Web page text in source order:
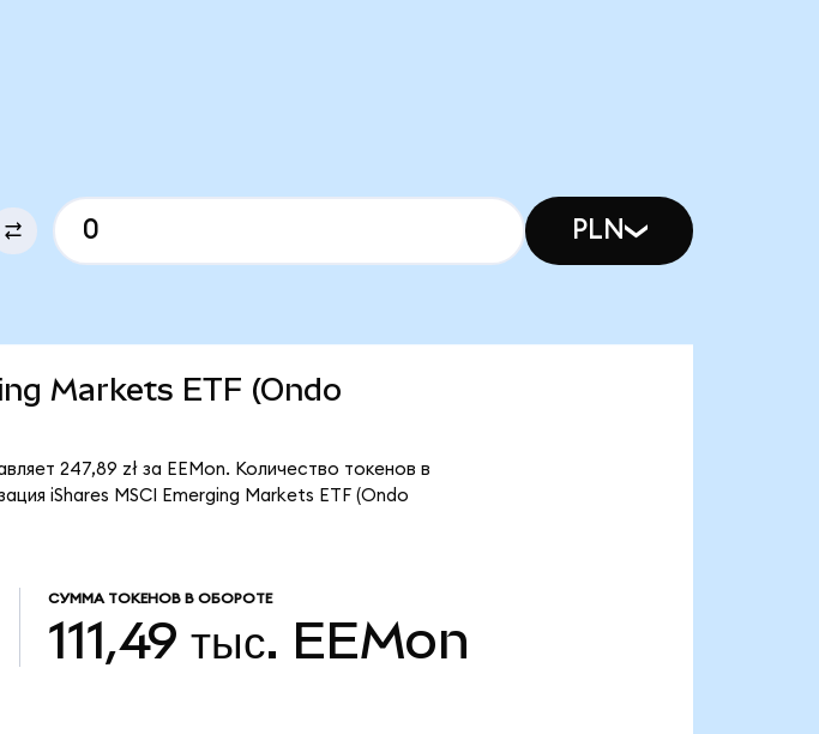
PLN
Markets ETF (Ondo
247,89 zł за EEMon. Количество токенов в
iShares MSCI Emerging Markets ETF (Ondo
СУММА ТОКЕНОВ В ОБОРОТЕ
111,49 тыс. EEMon